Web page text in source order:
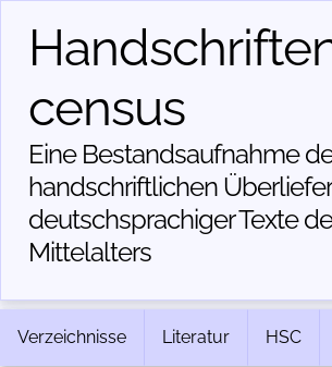
census
Eine Bestandsaufnahme
handschriftlichen
deutschsprachiger Texte
Mittelalters
Verzeichnisse Literatur HSC